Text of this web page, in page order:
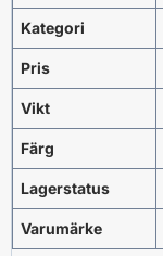
Kategori
Pris
Vikt
Färg
Lagerstatus
Varumärke